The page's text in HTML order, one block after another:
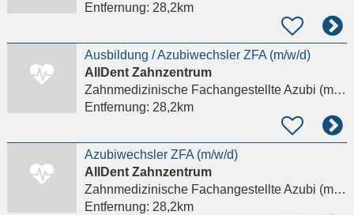
Entfernung: 28,2km
Ausbildung / Azubiwechsler ZFA (m/w/d)
AllDent Zahnzentrum
Zahnmedizinische Fachangestellte Azubi (m/w/d)
Entfernung: 28,2km
Azubiwechsler ZFA (m/w/d)
AllDent Zahnzentrum
Zahnmedizinische Fachangestellte Azubi (m/w/d)
Entfernung: 28,2km